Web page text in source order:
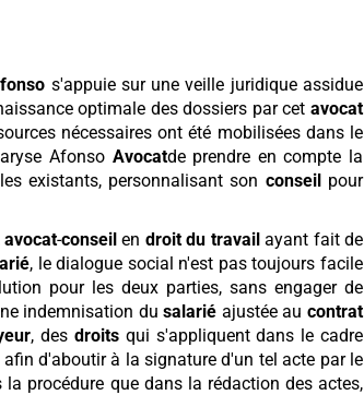
s'appuie sur une veille juridique assidue
optimale des dossiers par cetavocat
nécessaires ont été mobilisées dans le
Afonso Avocatde prendre en compte la
existants, personnalisant son conseilpour
avocat-conseil en droit du travailayant fait de
, le dialogue social n'est pas toujours facile
pour les deux parties, sans engager de
indemnisation dusalarié ajustée au contrat
, des droitsqui s'appliquent dans le cadre
afin d'aboutir à la signature d'un tel acte par le
la procédure que dans la rédaction des actes,